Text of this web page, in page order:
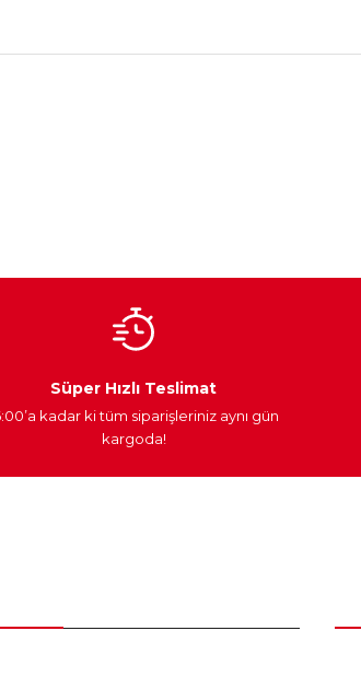
Araç Farları
Süper Hızlı Teslimat
kadar ki tüm siparişleriniz aynı gün
kargoda!